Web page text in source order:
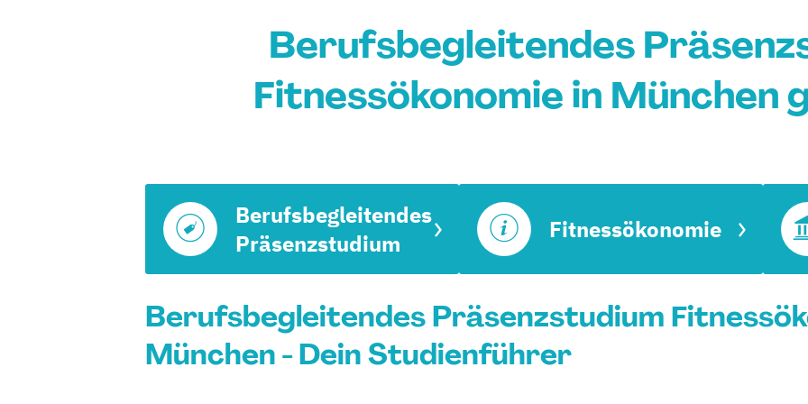
Berufsbegleitendes
Fitnessökonomie in München
Berufsbegleitendes
Präsenzstudium
Fitnessökonomie
Berufsbegleitendes Präsenzstudium
München - Dein Studienführer